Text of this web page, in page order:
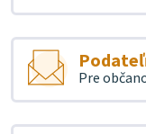
Pre